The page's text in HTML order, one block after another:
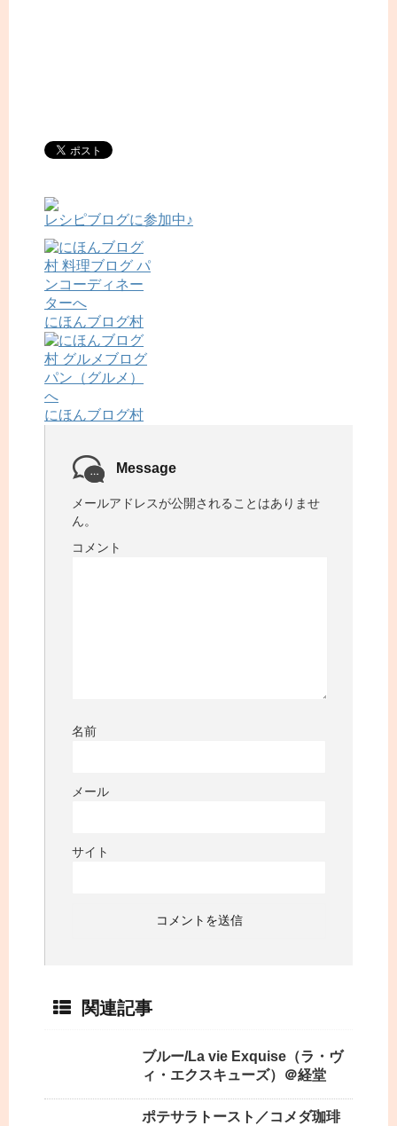
レシピブログに参加中♪
にほんブログ村
にほんブログ村
Message
メールアドレスが公開されることはありませ
ん。
コメント
名前
メール
サイト
関連記事
ブルー/La vie Exquise（ラ・ヴ
ィ・エクスキューズ）＠経堂
ポテサラトースト／コメダ珈琲